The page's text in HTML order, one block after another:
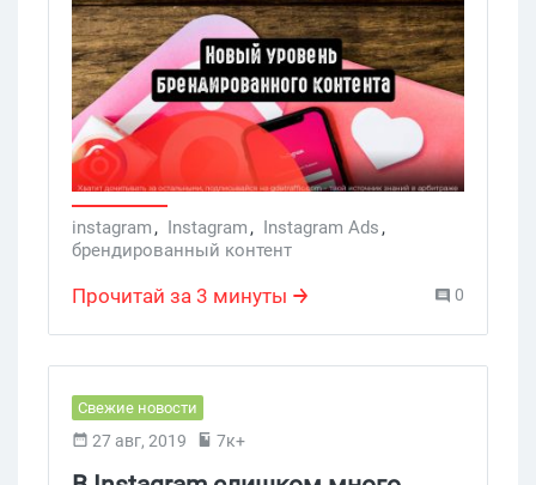
контента способствует более глубокому
взаимодействию с аудиторией.
instagram, Instagram, Instagram Ads,
брендированный контент
Прочитай за 3 минуты 0
Свежие новости
27 авг, 2019 7к+